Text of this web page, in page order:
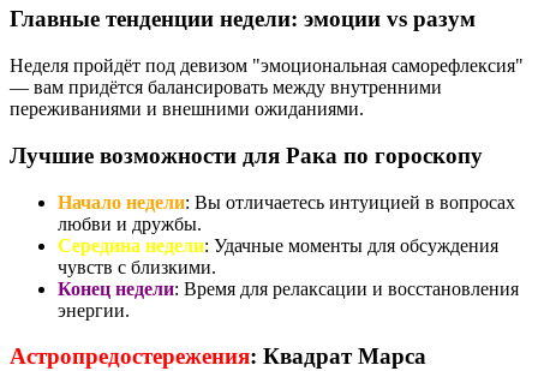
Главные тенденции недели: эмоции vs разум
Неделя пройдёт под девизом "эмоциональная саморефлексия"
— вам придётся балансировать между внутренними
переживаниями и внешними ожиданиями.
Лучшие возможности для Рака по гороскопу
Начало недели: Вы отличаетесь интуицией в вопросах
любви и дружбы.
Середина недели: Удачные моменты для обсуждения
чувств с близкими.
Конец недели: Время для релаксации и восстановления
энергии.
Астропредостережения: Квадрат Марса